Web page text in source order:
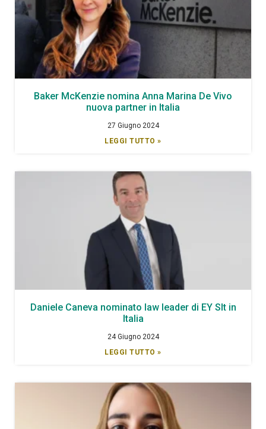
Baker McKenzie nomina Anna Marina De Vivo
nuova partner in Italia
27 Giugno 2024
LEGGI TUTTO »
Daniele Caneva nominato law leader di EY Slt in
Italia
24 Giugno 2024
LEGGI TUTTO »